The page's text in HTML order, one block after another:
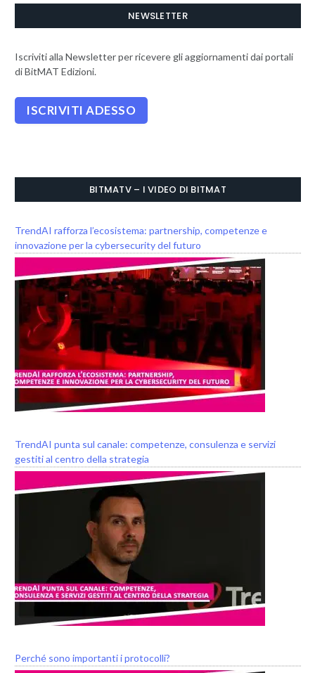
NEWSLETTER
Iscriviti alla Newsletter per ricevere gli aggiornamenti dai portali
di BitMAT Edizioni.
BITMATV – I VIDEO DI BITMAT
TrendAI rafforza l’ecosistema: partnership, competenze e
innovazione per la cybersecurity del futuro
TrendAI punta sul canale: competenze, consulenza e servizi
gestiti al centro della strategia
Perché sono importanti i protocolli?